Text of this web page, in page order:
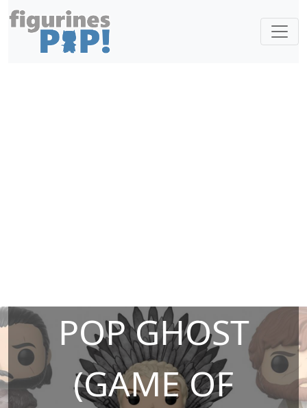
POP GHOST
(GAME OF